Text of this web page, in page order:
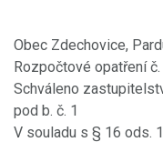
Obec Zdechovice,
Rozpočtové opatření
Schváleno
pod b. č. 1
V souladu s § 16 ods.